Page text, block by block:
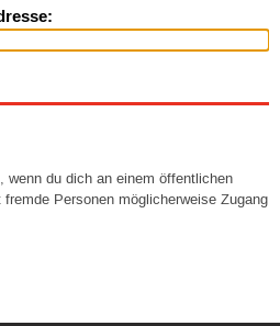
wenn du dich an einem öffentlichen
Personen möglicherweise Zugang